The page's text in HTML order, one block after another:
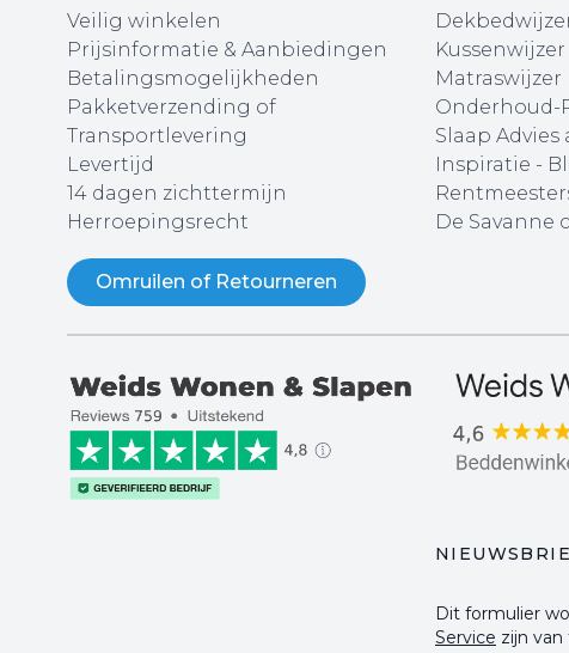
Veilig winkelen
Prijsinformatie & Aanbiedingen
Betalingsmogelijkheden
Pakketverzending of
Transportlevering
Levertijd
14 dagen zichttermijn
Herroepingsrecht
Omruilen of Retourneren
Kussenwijzer
Matraswijzer
Onderhoud-
Slaap Advies
Inspiratie -
De Savanne
Dit formulier
Service zijn van